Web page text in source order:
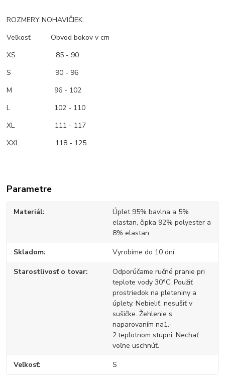
ROZMERY NOHAVIČIEK:
Veľkosť Obvod bokov v cm
XS 85 - 90
S 90 - 96
M 96 - 102
L 102 - 110
XL 111 - 117
XXL 118 - 125
Parametre
Materiál
Úplet 95% bavlna a 5%
elastan, čipka 92% polyester a
8% elastan
Skladom Vyrobíme do 10 dní
Starostlivosť o tovar
Odporúčame ručné pranie pri
teplote vody 30°C. Použiť
prostriedok na pleteniny a
úplety. Nebieliť, nesušiť v
sušičke. Žehlenie s
naparovaním na1.-
2.teplotnom stupni. Nechať
voľne uschnúť.
Veľkosť S